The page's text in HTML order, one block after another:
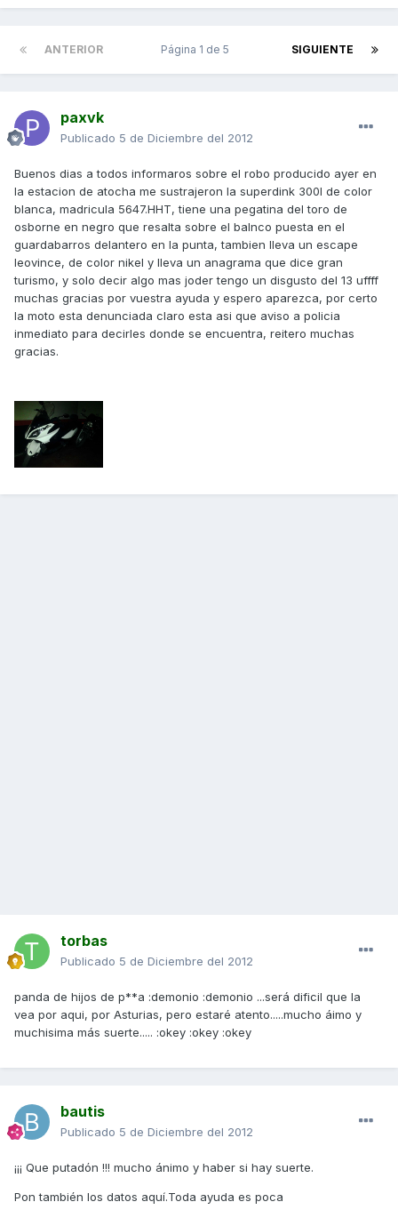
ANTERIOR SIGUIENTE
Página 1 de 5
paxvk
Publicado 5 de Diciembre del 2012
Buenos dias a todos informaros sobre el robo producido ayer en
la estacion de atocha me sustrajeron la superdink 300I de color
blanca, madricula 5647.HHT, tiene una pegatina del toro de
osborne en negro que resalta sobre el balnco puesta en el
guardabarros delantero en la punta, tambien lleva un escape
leovince, de color nikel y lleva un anagrama que dice gran
turismo, y solo decir algo mas joder tengo un disgusto del 13 uffff
muchas gracias por vuestra ayuda y espero aparezca, por certo
la moto esta denunciada claro esta asi que aviso a policia
inmediato para decirles donde se encuentra, reitero muchas
gracias.
torbas
Publicado 5 de Diciembre del 2012
panda de hijos de p**a :demonio :demonio ...será dificil que la
vea por aqui, por Asturias, pero estaré atento.....mucho áimo y
muchisima más suerte..... :okey :okey :okey
bautis
Publicado 5 de Diciembre del 2012
¡¡¡ Que putadón !!! mucho ánimo y haber si hay suerte.
Pon también los datos aquí.Toda ayuda es poca